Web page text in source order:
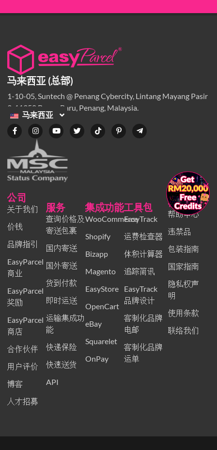
马来西亚 (总部)
1-10-05, Suntech @ Penang Cybercity, Lintang Mayang Pasir
3, 11950 Bayan Baru, Penang, Malaysia.
马来西亚
公司
关于我们
价钱
品牌指引
EasyParcel
商业
EasyParcel
奖励
EasyParcel
商店
合作伙伴
用户评价
博客
人才招募
服务
查询价格及
寄送包裹
国内寄送
国外寄送
货到付款
即时运送
运输集成功
能
快递保险
快速送货
API
集成功能
WooCommerce
Shopify
Bizapp
Magento
EasyStore
OpenCart
eBay
Squarelet
OnPay
工具包
EasyTrack
运费检查器
体积计算器
追踪简讯
EasyTrack
品牌设计
客制化品牌
电邮
客制化品牌
运单
帮助
帮助中心
违禁品
包装指南
国家指南
隐私权声
明
使用条款
联络我们
×